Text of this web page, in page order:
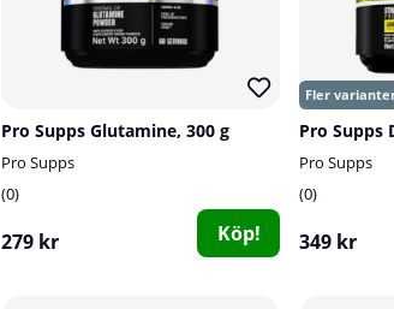
Pro Supps Glutamine, 300 g
Pro Supps
0
279 kr Köp!
Pro Supps
0
349 kr